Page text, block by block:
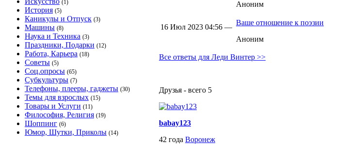
(1)
История (5)
Каникулы и Отпуск (3)
Машины (8)
Наука и Техника (3)
Праздники, Подарки (12)
Работа, Карьера (18)
Советы (5)
Соц.опросы (65)
Субкультуры (7)
Телефоны, плееры, гаджеты (30)
Темы для взрослых (15)
Товары и Услуги (11)
Философия, Религия (19)
Шоппинг (6)
Юмор, Шутки, Приколы (14)
Аноним
16 Июл 2023 04:56 —
Ваше отношение к поэзии
Аноним
Все ответы для Леди Винтер >>
Друзья - всего 5
babay123
42 года Воронеж